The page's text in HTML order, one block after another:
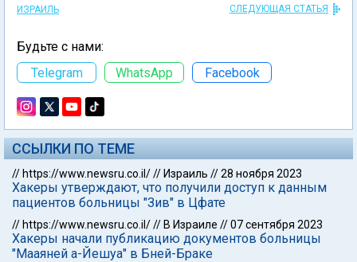
ИЗРАИЛЬ СЛЕДУЮЩАЯ СТАТЬЯ
Будьте с нами:
Telegram
WhatsApp Facebook
ССЫЛКИ ПО ТЕМЕ
// https://www.newsru.co.il/// Израиль //28 ноября 2023
Хакеры утверждают, что получили доступ к данным
пациентов больницы "Зив" в Цфате
// https://www.newsru.co.il/// В Израиле //07 сентября 2023
Хакеры начали публикацию документов больницы
"Мааяней а-Йешуа" в Бней-Браке